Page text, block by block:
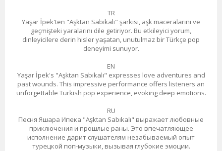
TR
Yaşar İpek'ten "Aşktan Sabıkalı" şarkısı, aşk maceralarını ve
geçmişteki yaralarını dile getiriyor. Bu etkileyici yorum,
dinleyicilere derin hisler yaşatan, unutulmaz bir Türkçe pop
deneyimi sunuyor.
EN
Yaşar İpek's "Aşktan Sabıkalı" expresses love adventures and
past wounds. This impressive performance offers listeners an
unforgettable Turkish pop experience, evoking deep emotions.
RU
Песня Яшара Ипека "Aşktan Sabıkalı" выражает любовные
приключения и прошлые раны. Это впечатляющее
исполнение дарит слушателям незабываемый опыт
турецкой поп-музыки, вызывая глубокие эмоции.